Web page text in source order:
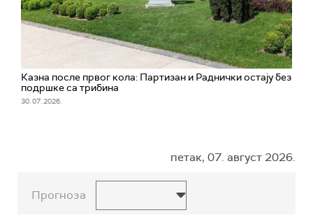
Казна после првог кола: Партизан и Раднички остају без
подршке са трибина
30. 07. 2026.
петак, 07. август 2026.
Прогноза